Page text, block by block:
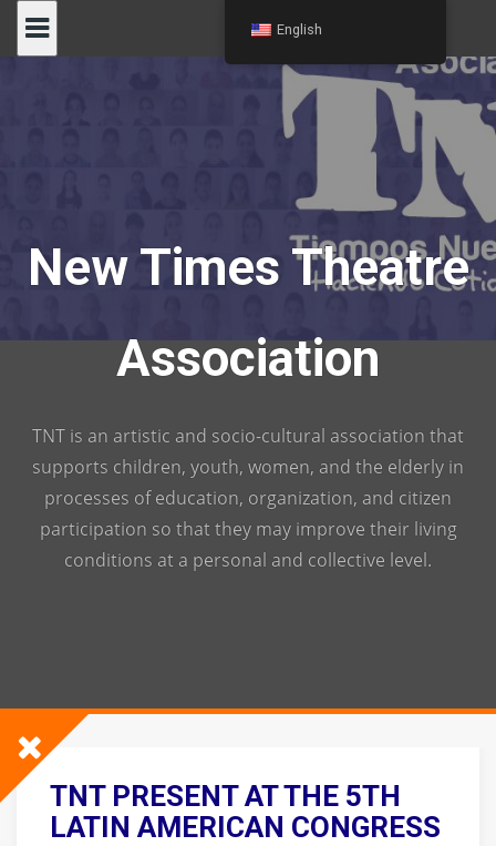
New Times Theatre
Association
TNT is an artistic and socio-cultural association that
supports children, youth, women, and the elderly in
processes of education, organization, and citizen
participation so that they may improve their living
conditions at a personal and collective level.
TNT PRESENT AT THE 5TH
LATIN AMERICAN CONGRESS
English